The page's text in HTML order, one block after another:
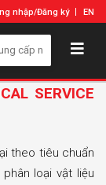
nhập/Đăng ký EN
SERVICE
theo tiêu chuẩn
loại vật liệu